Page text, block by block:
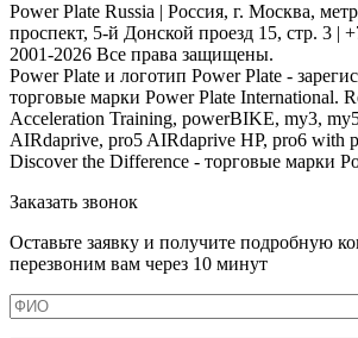
Power Plate Russia | Россия, г. Москва,
проспект, 5-й Донской проезд 15, стр. 3 |
2001-2026 Все права защищены.
Power Plate и логотип Power Plate -
торговые марки Power Plate International.
Acceleration Training, powerBIKE, my3,
AIRdaprive, pro5 AIRdaprive HP, pro6 with
Discover the Difference - торговые марки
Заказать звонок
Оставьте заявку и получите подробную
перезвоним вам через 10 минут